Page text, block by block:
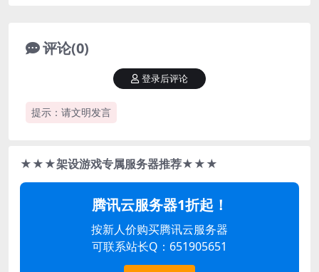
评论(0)
提示：请文明发言
登录后评论
★★★架设游戏专属服务器推荐★★★
腾讯云服务器1折起！
按新人价购买腾讯云服务器
可联系站长Q：651905651